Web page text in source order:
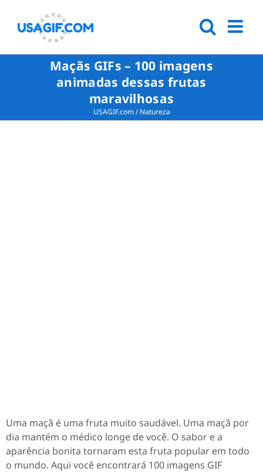
Maçãs GIFs – 100 imagens
animadas dessas frutas
maravilhosas
USAGIF.com/Natureza
Uma maçã é uma fruta muito saudável. Uma maçã por
dia mantém o médico longe de você. O sabor e a
aparência bonita tornaram esta fruta popular em todo
o mundo. Aqui você encontrará 100 imagens GIF